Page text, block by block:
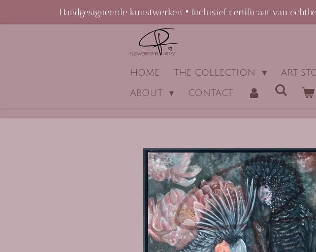
direct
Handgesigneerde kunstwerken • Inclusief certificaat van
HOME THE COLLECTION ART
ABOUT
CONTACT